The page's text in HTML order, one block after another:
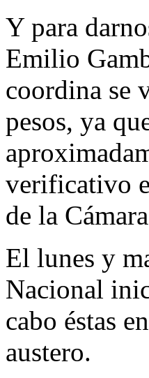
Y para
Emilio
coordina se
pesos, ya
verificativo
de la
El lunes y
Nacional
cabo éstas
austero.